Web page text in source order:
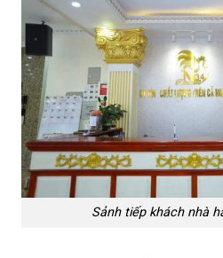
Sảnh tiếp khách nhà